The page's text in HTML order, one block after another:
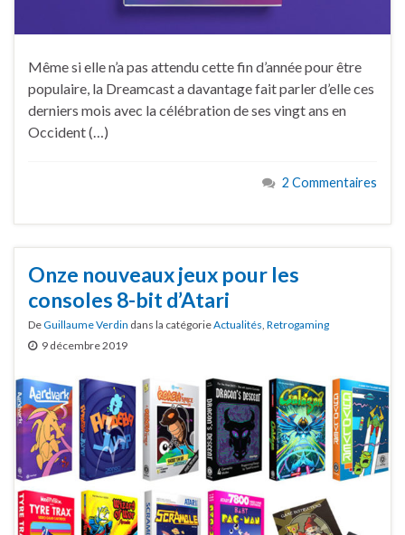
Même si elle n’a pas attendu cette fin d’année pour être
populaire, la Dreamcast a davantage fait parler d’elle ces
derniers mois avec la célébration de ses vingt ans en
Occident (…)
2 Commentaires
Onze nouveaux jeux pour les
consoles 8-bit d’Atari
DeGuillaume Verdin dans la catégorieActualités Retrogaming
9 décembre 2019